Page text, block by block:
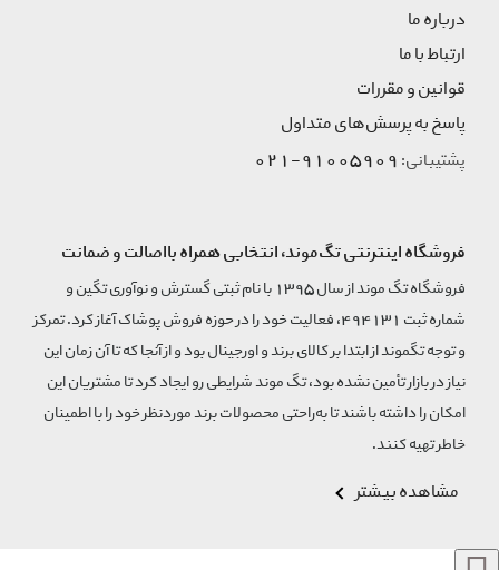
درباره ما
ارتباط با ما
قوانین و مقررات
پاسخ به پرسش‌های متداول
پشتیبانی:91005909-021
فروشگاه اینترنتی تگ‌موند، انتخابی همراه بااصالت و ضمانت
فروشگاه تگ موند از سال 1395 با نام ثبتی گسترش و نوآوری تگین و
شماره ثبت 494131، فعالیت خود را در حوزه فروش پوشاک آغاز کرد. تمرکز
و توجه تگموند از ابتدا بر کالای برند و اورجینال بود و از آنجا که تا آن زمان این
نیاز در بازار تأمین نشده بود، تگ موند شرایطی رو ایجاد کرد تا مشتریان این
امکان را داشته باشند تا به‌راحتی محصولات برند مورد‌نظر خود را با اطمینان
خاطر تهیه کنند.
مشاهده بیشتر